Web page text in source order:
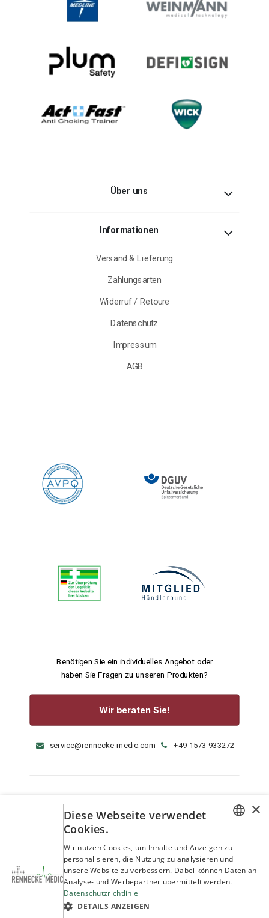
Über uns
Informationen
Versand & Lieferung
Zahlungsarten
Widerruf / Retoure
Datenschutz
Impressum
AGB
Benötigen Sie ein individuelles Angebot oder
haben Sie Fragen zu unseren Produkten?
Wir beraten Sie!
service@rennecke-medic.com +49 1573 933272
ENGLISH
×
Diese Webseite verwendet
Cookies.
Wir nutzen Cookies, um Inhalte und Anzeigen zu
personalisieren, die Nutzung zu analysieren und
unsere Website zu verbessern. Dabei können Daten an
Analyse- und Werbepartner übermittelt werden.
Datenschutzrichtlinie
DETAILS ANZEIGEN